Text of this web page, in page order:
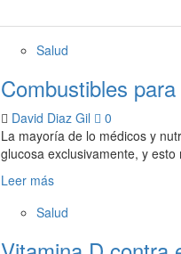
Salud
Combustibles
David Diaz Gil
0
La mayoría de lo médicos y
glucosa exclusivamente, y
Leer más
Salud